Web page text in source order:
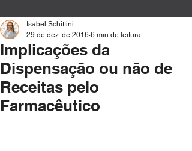
Implicações da
Dispensação ou não de
Receitas pelo
Farmacêutico
Isabel Schittini
29 de dez. de 2016 6 min de leitura